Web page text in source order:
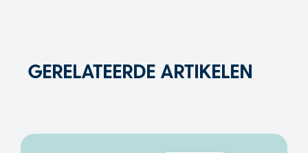
GERELATEERDE ARTIKELEN